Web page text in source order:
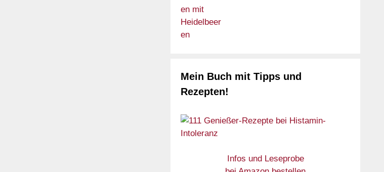
Mein Buch mit Tipps und
Rezepten!
Infos und Leseprobe